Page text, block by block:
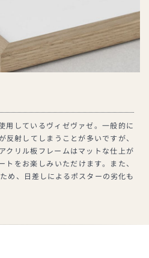
用しているヴィゼヴァゼ。一般的に
反射してしまうことが多いですが、
クリル板フレームはマットな仕上が
トをお楽しみいただけます。また、
め、日差しによるポスターの劣化も